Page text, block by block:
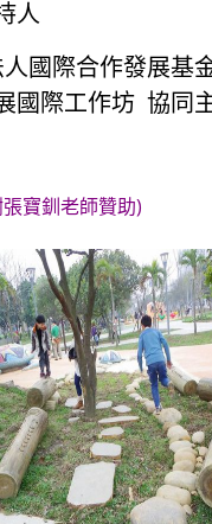
人
人國際合作發展基
國際工作坊 協同
寶釧老師贊助)